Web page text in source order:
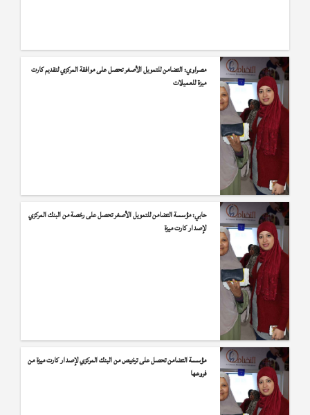
مصراوي: التضامن للتمويل الأصغر تحصل على موافقة المركزي لتقديم كارت
ميزة للعميلات
حابي: مؤسسة التضامن للتمويل الأصغر تحصل على رخصة من البنك المركزي
لإصدار كارت ميزة
مؤسسة التضامن تحصل على ترخيص من البنك المركزي لإصدار كارت ميزة من
فروعها